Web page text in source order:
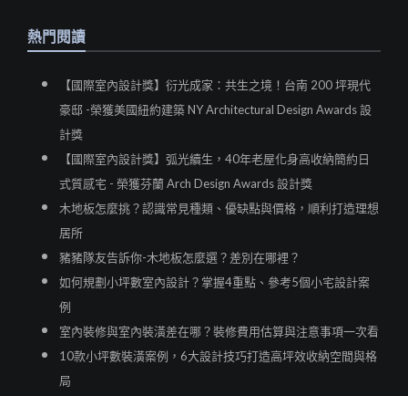
熱門閱讀
【國際室內設計獎】衍光成家：共生之境！台南 200 坪現代
豪邸 -榮獲美國紐約建築 NY Architectural Design Awards 設
計獎
【國際室內設計獎】弧光續生，40年老屋化身高收納簡約日
式質感宅 - 榮獲芬蘭 Arch Design Awards 設計獎
木地板怎麼挑？認識常見種類、優缺點與價格，順利打造理想
居所
豬豬隊友告訴你-木地板怎麼選？差別在哪裡？
如何規劃小坪數室內設計？掌握4重點、參考5個小宅設計案
例
室內裝修與室內裝潢差在哪？裝修費用估算與注意事項一次看
10款小坪數裝潢案例，6大設計技巧打造高坪效收納空間與格
局